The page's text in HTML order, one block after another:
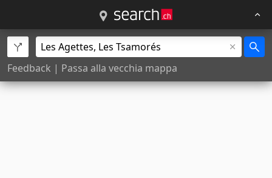
Feedback | Passa alla vecchia mappa